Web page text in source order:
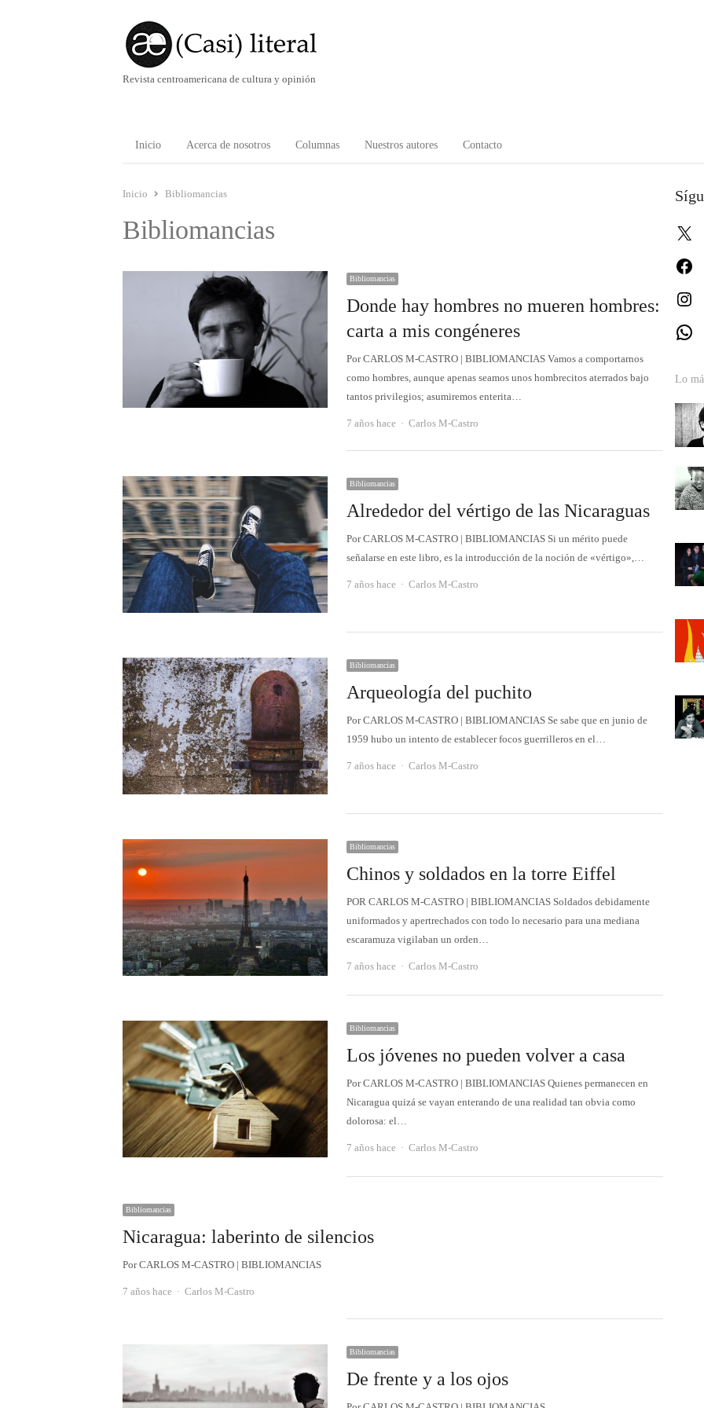
Revista centroamericana de cultura y opinión
Inicio Acerca de nosotros Columnas Nuestros autores Contacto
Inicio Bibliomancias
Bibliomancias
Bibliomancias
Donde hay hombres no mueren hombres:
carta a mis congéneres
Por CARLOS M-CASTRO | BIBLIOMANCIAS Vamos a comportarnos
como hombres, aunque apenas seamos unos hombrecitos aterrados bajo
tantos privilegios; asumiremos enterita…
7 años hace Autor
Carlos M-Castro
Bibliomancias
Alrededor del vértigo de las Nicaraguas
Por CARLOS M-CASTRO | BIBLIOMANCIAS Si un mérito puede
señalarse en este libro, es la introducción de la noción de «vértigo»,…
7 años hace Autor
Carlos M-Castro
Bibliomancias
Arqueología del puchito
Por CARLOS M-CASTRO | BIBLIOMANCIAS Se sabe que en junio de
1959 hubo un intento de establecer focos guerrilleros en el…
7 años hace Autor
Carlos M-Castro
Bibliomancias
Chinos y soldados en la torre Eiffel
POR CARLOS M-CASTRO | BIBLIOMANCIAS Soldados debidamente
uniformados y apertrechados con todo lo necesario para una mediana
escaramuza vigilaban un orden…
7 años hace Autor
Carlos M-Castro
Bibliomancias
Los jóvenes no pueden volver a casa
Por CARLOS M-CASTRO | BIBLIOMANCIAS Quienes permanecen en
Nicaragua quizá se vayan enterando de una realidad tan obvia como
dolorosa: el…
7 años hace Autor
Carlos M-Castro
Bibliomancias
Nicaragua: laberinto de silencios
Por CARLOS M-CASTRO | BIBLIOMANCIAS
7 años hace Autor
Carlos M-Castro
Bibliomancias
De frente y a los ojos
Lo